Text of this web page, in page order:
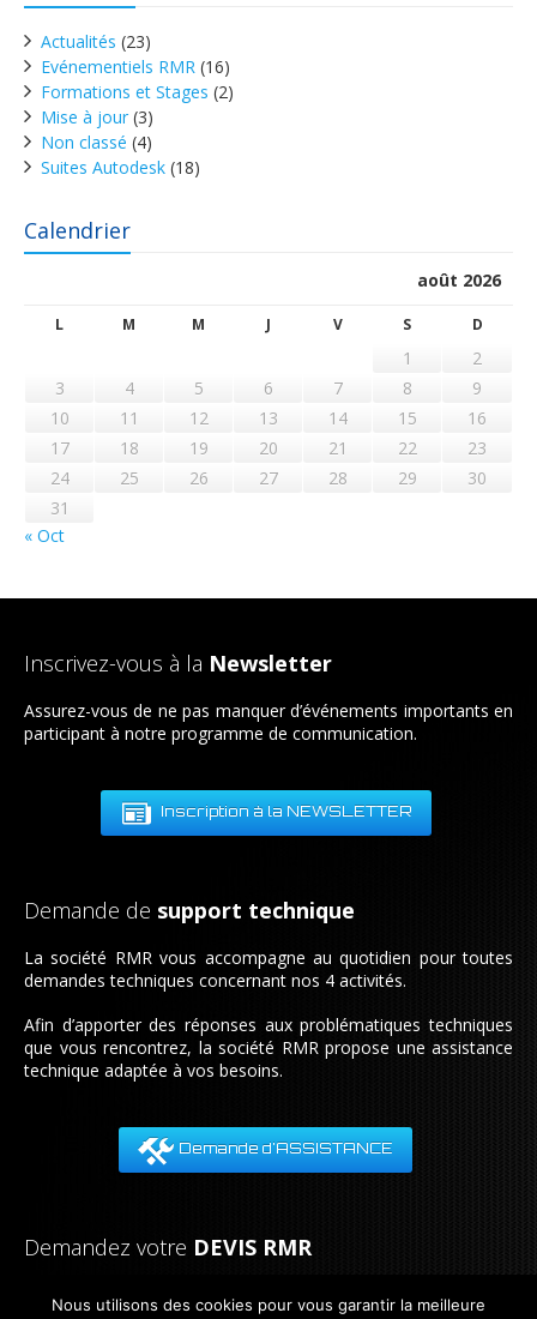
Actualités (23)
Evénementiels RMR (16)
Formations et Stages (2)
Mise à jour (3)
Non classé (4)
Suites Autodesk (18)
Calendrier
août 2026
L M M J V S D
1
2
3
4 5 6 7 8
9
10
11 12 13 14 15
16
17
18 19 20 21 22
23
24
25 26 27 28 29
30
31
« Oct
Inscrivez-vous à la Newsletter
Assurez-vous de ne pas manquer d’événements importants en
participant à notre programme de communication.
Inscription à la NEWSLETTER
Demande de support technique
La société RMR vous accompagne au quotidien pour toutes
demandes techniques concernant nos 4 activités.
Afin d’apporter des réponses aux problématiques techniques
que vous rencontrez, la société RMR propose une assistance
technique adaptée à vos besoins.
Demande d'ASSISTANCE
Demandez votre DEVIS RMR
Notre équipe est à votre disposition pour tout renseignement.
Nous utilisons des cookies pour vous garantir la meilleure